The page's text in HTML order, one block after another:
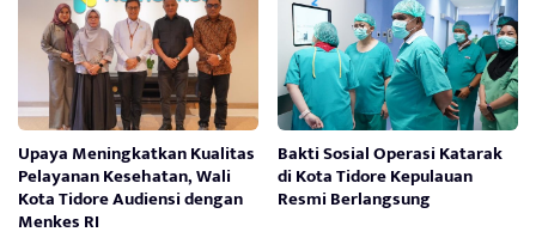
Upaya Meningkatkan Kualitas
Pelayanan Kesehatan, Wali
Kota Tidore Audiensi dengan
Menkes RI
Bakti Sosial Operasi Katarak
di Kota Tidore Kepulauan
Resmi Berlangsung